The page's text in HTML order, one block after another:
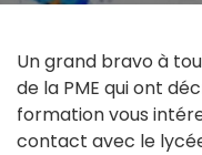
Un grand bravo à
de la PME qui ont
formation vous
contact avec le